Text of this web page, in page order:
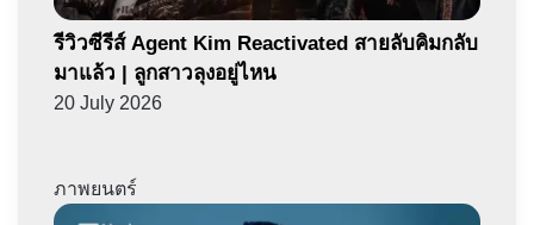
รีวิวซีรีส์ Agent Kim Reactivated สายลับคิมกลับ
มาแล้ว | ลูกสาวลุงอยู่ไหน
20 July 2026
ภาพยนตร์